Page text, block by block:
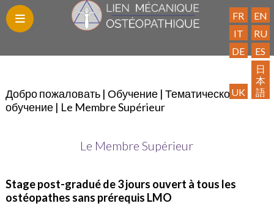
FR
EN
IT
RU
DE
ES
UK
日
本
語
Добро пожаловать| Обучение| Тематическое
обучение| Le Membre Supérieur
Le Membre Supérieur
Stage post-gradué de 3 jours ouvert à tous les
ostéopathes sans prérequis LMO
себя
МОС
членов
Ассоциации